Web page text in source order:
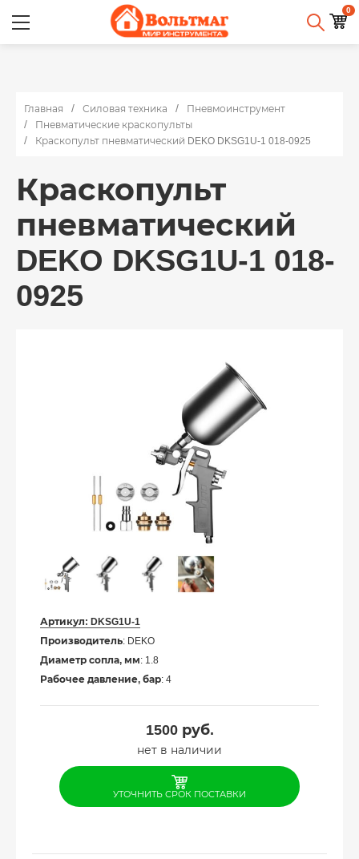
0
Главная Силовая техника
Пневмоинструмент
Пневматические краскопульты
Краскопульт пневматический DEKO DKSG1U-1 018-0925
Краскопульт
пневматический
DEKO DKSG1U-1 018-
0925
Артикул: DKSG1U-1
Производитель: DEKO
Диаметр сопла, мм: 1.8
Рабочее давление, бар: 4
1500руб.
нет в наличии
УТОЧНИТЬ СРОК ПОСТАВКИ